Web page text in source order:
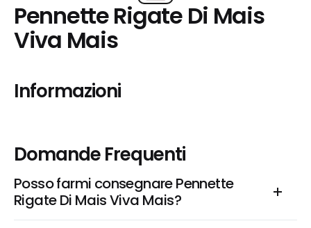
Pennette Rigate Di Mais
Viva Mais
Informazioni
Domande Frequenti
Posso farmi consegnare Pennette
Rigate Di Mais Viva Mais?